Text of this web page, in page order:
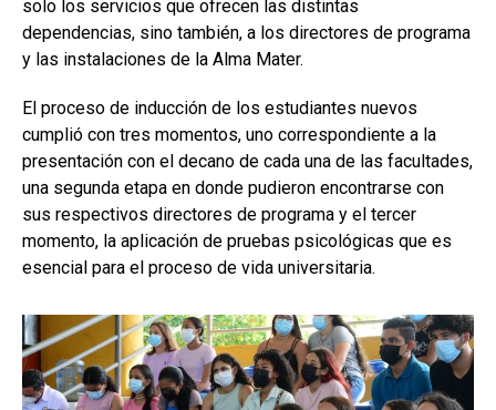
solo los servicios que ofrecen las distintas
dependencias, sino también, a los directores de programa
y las instalaciones de la Alma Mater.
El proceso de inducción de los estudiantes nuevos
cumplió con tres momentos, uno correspondiente a la
presentación con el decano de cada una de las facultades,
una segunda etapa en donde pudieron encontrarse con
sus respectivos directores de programa y el tercer
momento, la aplicación de pruebas psicológicas que es
esencial para el proceso de vida universitaria.